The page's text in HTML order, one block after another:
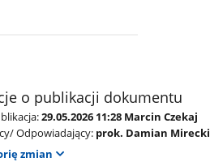
o publikacji dokumentu
29.05.2026 11:28 Marcin Czekaj
Odpowiadający: prok. Damian Mirecki
zmian